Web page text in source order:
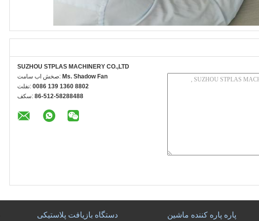
SUZHOU STPLAS MACHINERY CO.,LTD
تماس با شخص: Ms. Shadow Fan
تلفن: 0086 139 1360 8802
فکس: 86-512-58288488
دستگاه بازیافت پلاستیکی
پاره پاره کننده ماشین